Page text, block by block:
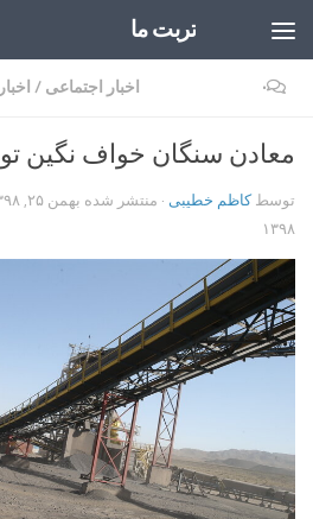
تربت ما
اخبار اجتماعی / ۰
معادن سنگان خواف نگین
توسطکاظم خطیبی · منتشر شده بهمن ۲۵, ۱۳۹۸
۱۳۹۸